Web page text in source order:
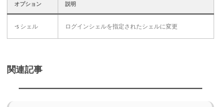
オプション 説明
-s シェル ログインシェルを指定されたシェルに変更
関連記事